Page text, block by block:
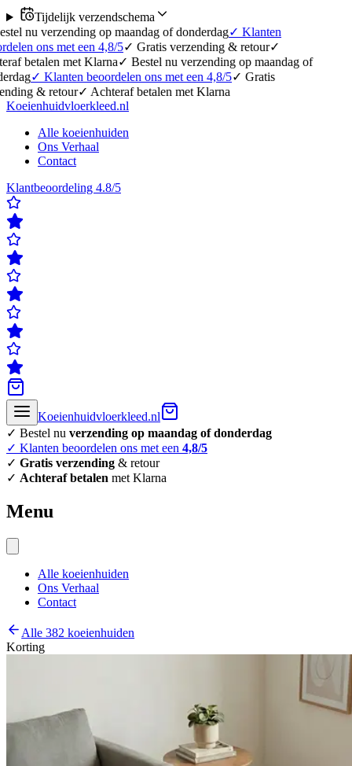
Tijdelijk verzendschema
op maandag of donderdag✓Klanten
een 4,8/5✓Gratis verzending & retour✓
met Klarna ✓Bestel nu verzending op maandag of
beoordelen ons met een 4,8/5✓Gratis
✓ Achteraf betalen met Klarna
Koeienhuidvloerkleed.nl
Alle koeienhuiden
Ons Verhaal
Contact
Klantbeoordeling 4.8/5
Koeienhuidvloerkleed.nl
✓ Bestel nu verzending op maandag of donderdag
✓ Klanten beoordelen ons met een 4,8/5
✓ Gratis verzending & retour
✓ Achteraf betalen met Klarna
Menu
Alle koeienhuiden
Ons Verhaal
Contact
Alle 382 koeienhuiden
Korting